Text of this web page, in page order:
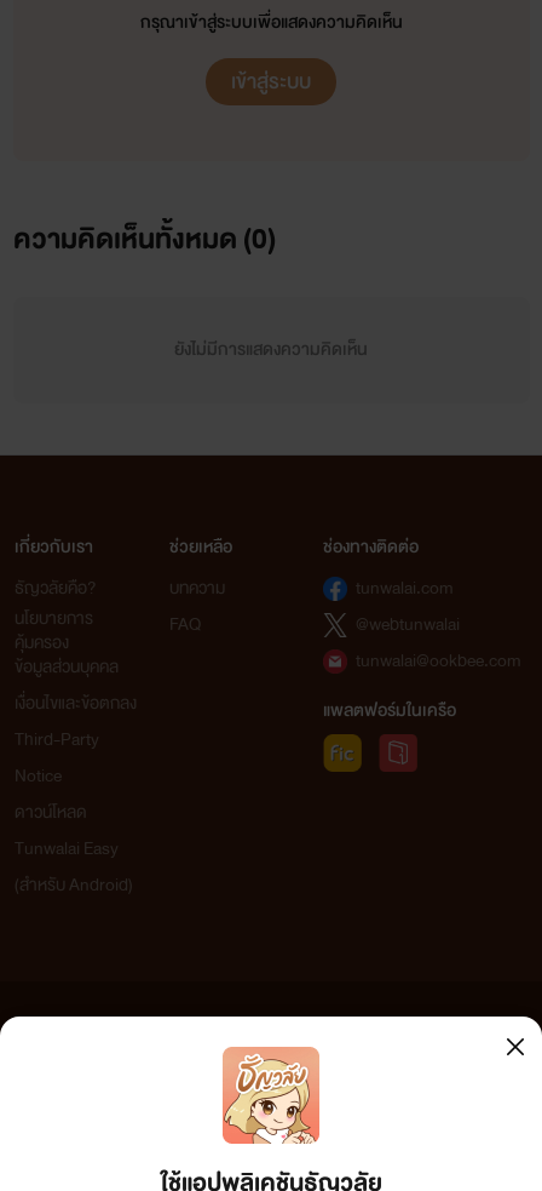
3.ชิงหลิน…เสน่ห์ร้าย คุณหนูตระกูลชิง…………….NC25++++[จบแล้ว]
6. อี้จี...ฆาตกรรมนางโลม…………………..…..NC25++++[จบแล้ว]
7. ฮวาหลิง…องค์หญิงทะลุมิติ…………………………….NC25+++
3.YeYe! พี่คะ มา[เย๊]กันเถอะ……………………..….NC18++++[จบแล้ว]
4.Professional Se x [A] เกมส์ [X] ออนไลน์…..…..….NC18++++[จบแล้ว](แรนดี้)
5.Professional Se x [B]เกมส์ [X] ออนไลน์…..….........….NC18++++[จบแล้ว](เบบี้)
6.Professional Se x [C]เกมส์ [X] ออนไลน์……….….NC18++++[จบแล้ว]
7.Professional Se x [D]เกมส์ [X] ออนไลน์……….….NC18++++[จบแล้ว](แอล)
8.Professional Se x [E]เกมส์ [X] ออนไลน์……...............….….NC18++++[จบแล้ว][
9.Professional Se x [F]เกมส์ [X] ออนไลน์……...............….….NC18++++[จบแล้ว]
10.Love Boy เต๊าะนัก...รักให้เข็ด!!!!……..............…… NC18++++[จบแล้ว]
GAME 18+++
กรุณาเข้าสู่ระบบเพื่อแสดงความคิดเห็น
เข้าสู่ระบบ
ความคิดเห็นทั้งหมด (0)
ยังไม่มีการแสดงความคิดเห็น
ใช้แอปพลิเคชันธัญวลัย
เกี่ยวกับเรา
ธัญวลัยคือ?
นโยบายการ
คุ้มครอง
ข้อมูลส่วนบุคคล
เงื่อนไขและข้อตกลง
Third-Party
Notice
ดาวน์โหลด
Tunwalai Easy
(สำหรับ Android)
ช่วยเหลือ
บทความ
FAQ
ช่องทางติดต่อ
tunwalai.com
@webtunwalai
tunwalai@ookbee.com
แพลตฟอร์มในเครือ
เว็บไซต์แห่งนี้ไม่ได้เห็นด้วยและไม่ขอรับผิดชอบต่อข้อความใดๆ ทั้งสิ้น ดังนั้นผู้อ่านทุกท่านโปรดใช้
วิจารณญาณในการกลั่นกรองด้วยตนเอง และหากท่านพบข้อความใดๆ ที่ขัดต่อกฎหมายและศีลธรรม
กรุณาแจ้งมาที่ tunwalai@ookbee.com เพื่อทีมงานจะได้ดำเนินการในทันที ทั้งนี้ ทางเว็บไซต์ขอสงวน
ลิขสิทธิ์ตามพระราชบัญญัติลิขสิทธิ์ (ฉบับเพิ่มเติม) พ.ศ.2558